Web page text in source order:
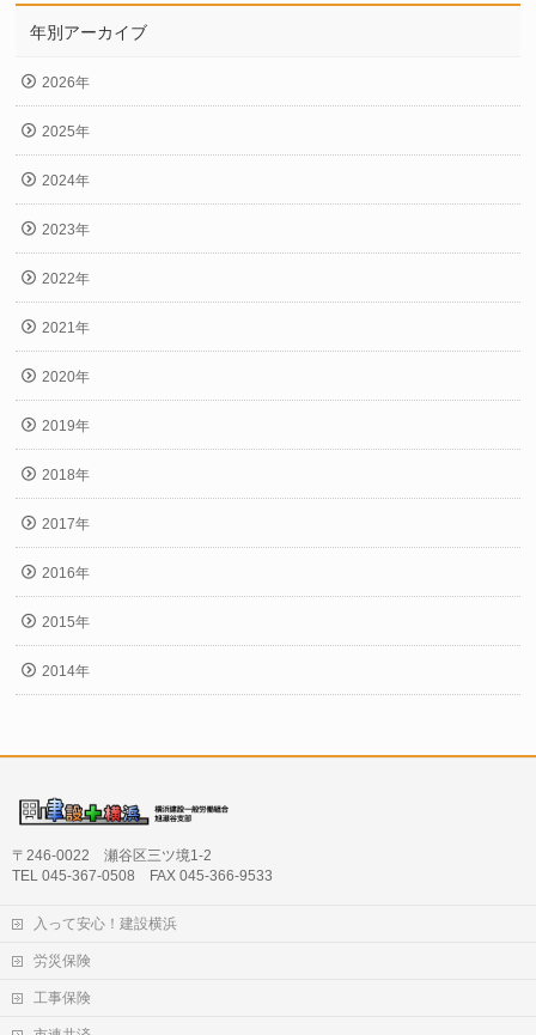
年別アーカイブ
2026年
2025年
2024年
2023年
2022年
2021年
2020年
2019年
2018年
2017年
2016年
2015年
2014年
〒246-0022 瀬谷区三ツ境1-2
TEL 045-367-0508 FAX 045-366-9533
入って安心！建設横浜
労災保険
工事保険